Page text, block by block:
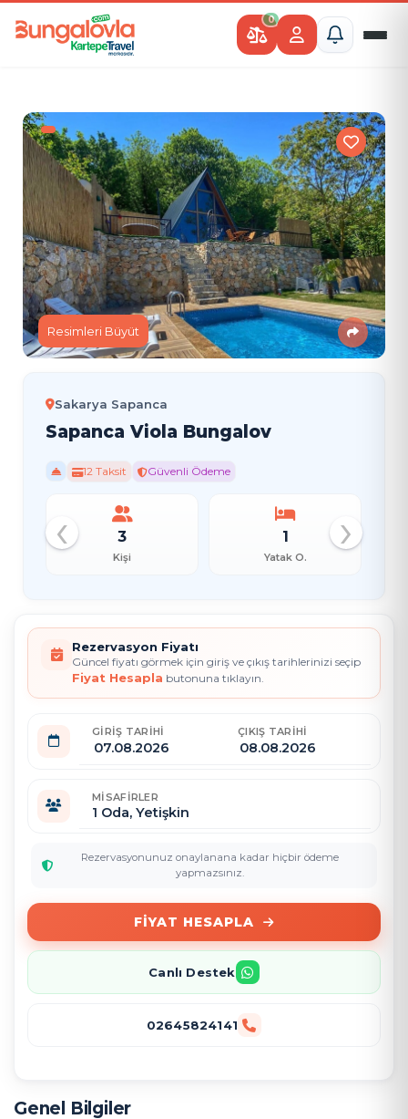
0
Resimleri Büyüt
Sakarya Sapanca
Sapanca Viola Bungalov
12 Taksit Güvenli Ödeme
3
Kişi
1
Yatak O.
‹ ›
Genel Bilgiler
Rezervasyon Fiyatı
Güncel fiyatı görmek için giriş ve çıkış tarihlerinizi seçip
Fiyat Hesapla butonuna tıklayın.
GIRIŞ TARIHI ÇIKIŞ TARIHI
MISAFIRLER
1 Oda, Yetişkin
Rezervasyonunuz onaylanana kadar hiçbir ödeme
yapmazsınız.
FIYAT HESAPLA
Canlı Destek
02645824141